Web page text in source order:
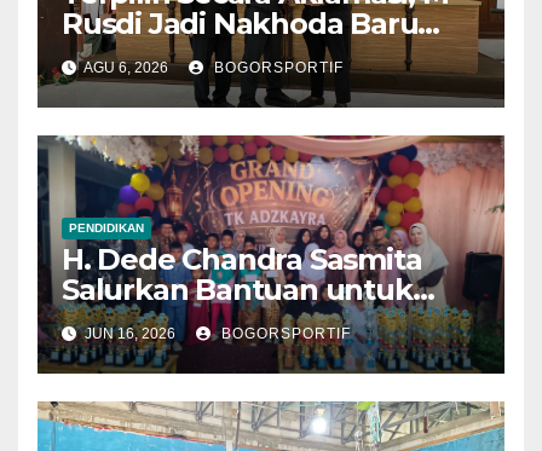
Rusdi Jadi Nakhoda Baru
MKKS Kabupaten Bogor
2026-2030
AGU 6, 2026 BOGORSPORTIF
PENDIDIKAN
H. Dede Chandra Sasmita
Salurkan Bantuan untuk
Pendidikan dan Anak Yatim
JUN 16, 2026 BOGORSPORTIF